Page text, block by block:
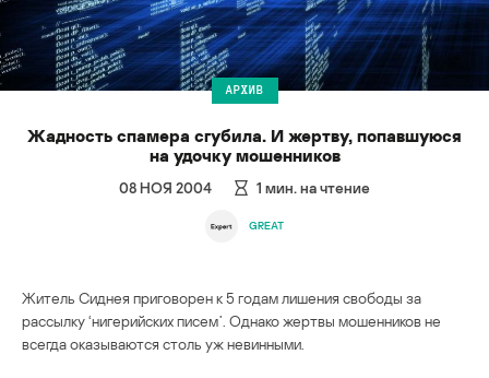
АРХИВ
Жадность спамера сгубила. И жертву, попавшуюся
на удочку мошенников
08 НОЯ 2004 1 мин. на чтение
GREAT
Житель Сиднея приговорен к 5 годам лишения свободы за
рассылку ‘нигерийских писем’. Однако жертвы мошенников не
всегда оказываются столь уж невинными.